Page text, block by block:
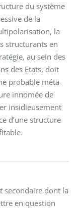
du système
de la
la
structurants en
au sein des
des Etats, doit
probable méta-
innomée de
insidieusement
d’une structure
secondaire dont la
en question